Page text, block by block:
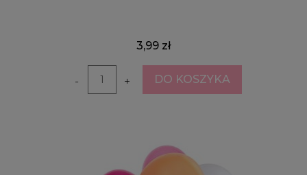
3,99 zł
- + DO KOSZYKA